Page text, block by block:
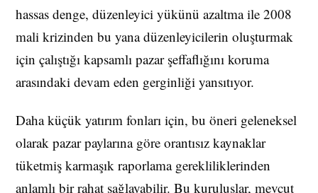
hassas denge, düzenleyici yükünü azaltma ile 2008
mali krizinden bu yana düzenleyicilerin oluşturmak
için çalıştığı kapsamlı pazar şeffaflığını koruma
arasındaki devam eden gerginliği yansıtıyor.
Daha küçük yatırım fonları için, bu öneri geleneksel
olarak pazar paylarına göre orantısız kaynaklar
tüketmiş karmaşık raporlama gerekliliklerinden
anlamlı bir rahat sağlayabilir. Bu kuruluşlar, mevcut